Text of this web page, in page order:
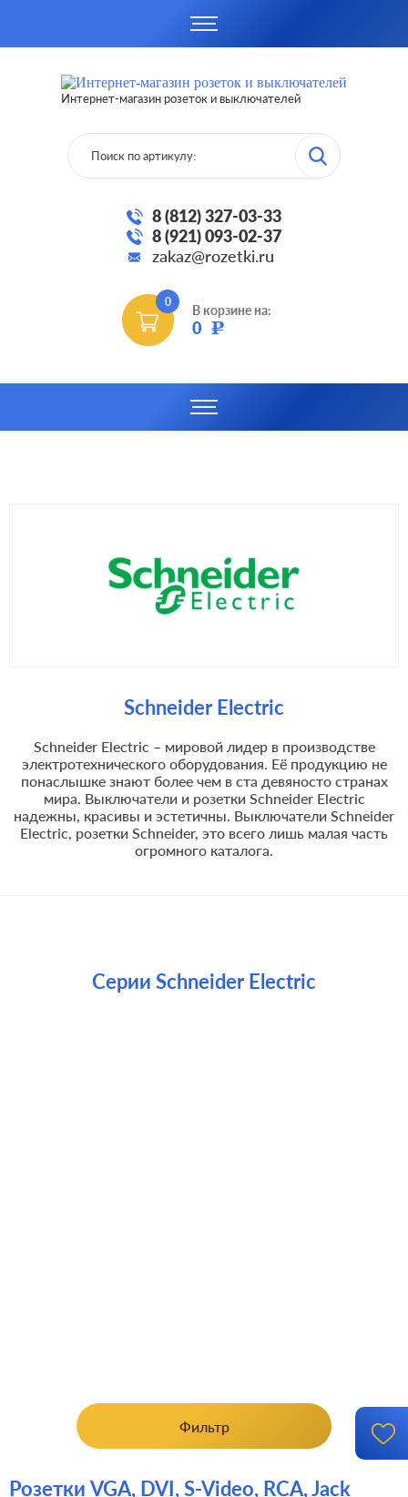
Интернет-магазин розеток и выключателей
8 (812) 327-03-33
8 (921) 093-02-37
zakaz@rozetki.ru
0
В корзине на:
0 Р
Schneider Electric
Schneider Electric – мировой лидер в производстве
электротехнического оборудования. Её продукцию не
понаслышке знают более чем в ста девяносто странах
мира. Выключатели и розетки Schneider Electric
надежны, красивы и эстетичны. Выключатели Schneider
Electric, розетки Schneider, это всего лишь малая часть
огромного каталога.
Серии Schneider Electric
Фильтр
Розетки VGA, DVI, S-Video, RCA, Jack